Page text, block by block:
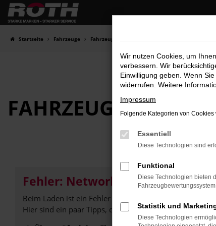
Zum
Hauptinhalt
Startseite Fahrzeuge Fahrzeugbestand
FAHRZEUG-
Fehler: Network Error
Beim Laden ist ein Fehler aufgetreten.
Hier sind ein paar Tipps, die dir helfen können:
Wir nutzen Cookies, um
verbessern. Wir
Einwilligung geben. Wenn
widerrufen. Weitere
Impressum
Folgende Kategorien von
Essentiell
Diese Technologien sind
Funktional
Diese Technologien bieten
Statistik und
Diese Technologien